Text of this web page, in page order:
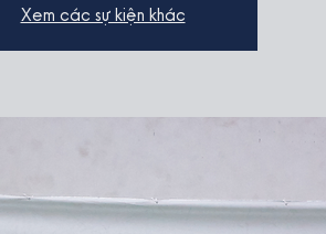
Xem các sự kiện khác